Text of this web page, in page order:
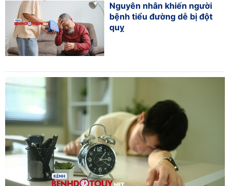
Nguyên nhân khiến người
bệnh tiểu đường dễ bị đột
quỵ